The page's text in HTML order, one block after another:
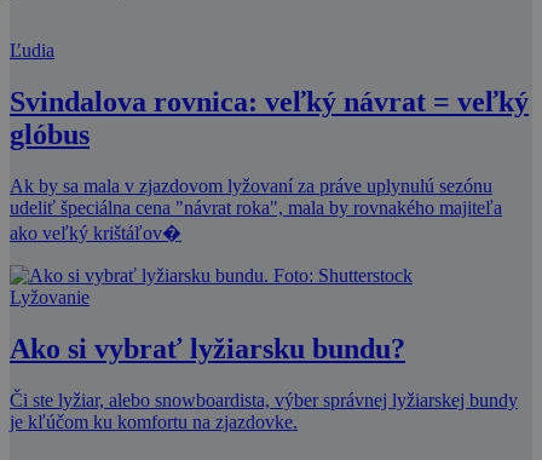
Ľudia
Svindalova rovnica: veľký návrat = veľký
glóbus
Ak by sa mala v zjazdovom lyžovaní za práve uplynulú sezónu
udeliť špeciálna cena "návrat roka", mala by rovnakého majiteľa
ako veľký krištáľov�
Lyžovanie
Ako si vybrať lyžiarsku bundu?
Či ste lyžiar, alebo snowboardista, výber správnej lyžiarskej bundy
je kľúčom ku komfortu na zjazdovke.